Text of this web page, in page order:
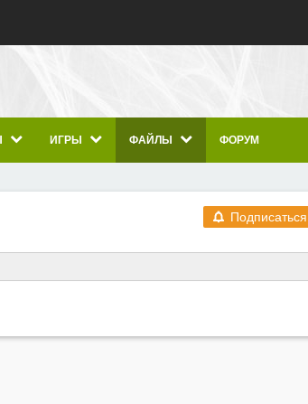
ИГРЫ ФАЙЛЫ ФОРУМ
Подписаться